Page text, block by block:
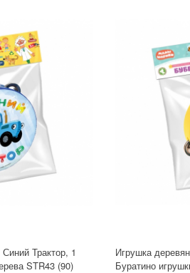
Трактор, 1
STR43 (90)
Игрушка
Буратино